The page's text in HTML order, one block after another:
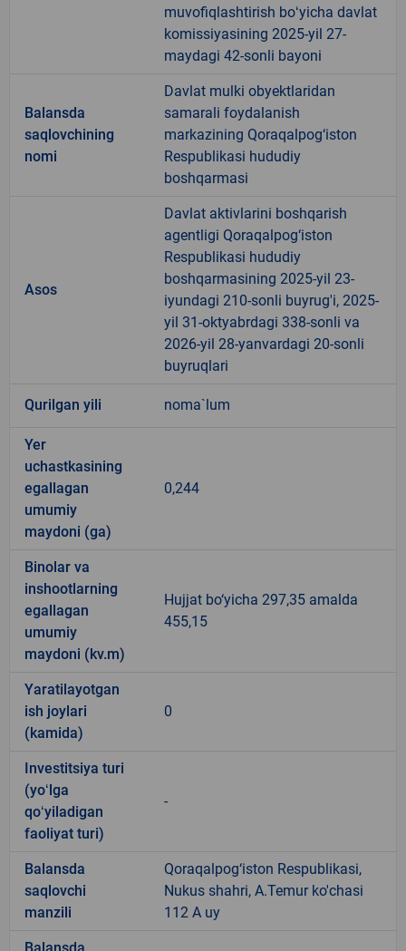
muvofiqlashtirish boʻyicha davlat
komissiyasining 2025-yil 27-
maydagi 42-sonli bayoni
Balansda
saqlovchining
nomi
Davlat mulki obyektlaridan
samarali foydalanish
markazining Qoraqalpog‘iston
Respublikasi hududiy
boshqarmasi
Asos
Davlat aktivlarini boshqarish
agentligi Qoraqalpog‘iston
Respublikasi hududiy
boshqarmasining 2025-yil 23-
iyundagi 210-sonli buyrug'i, 2025-
yil 31-oktyabrdagi 338-sonli va
2026-yil 28-yanvardagi 20-sonli
buyruqlari
Qurilgan yili noma`lum
Yer
uchastkasining
egallagan
umumiy
maydoni (ga)
0,244
Binolar va
inshootlarning
egallagan
umumiy
maydoni (kv.m)
Hujjat bo‘yicha 297,35 amalda
455,15
Yaratilayotgan
ish joylari
(kamida)
0
Investitsiya turi
(yoʻlga
qoʻyiladigan
faoliyat turi)
-
Balansda
saqlovchi
manzili
Qoraqalpog‘iston Respublikasi,
Nukus shahri, A.Temur ko'chasi
112 A uy